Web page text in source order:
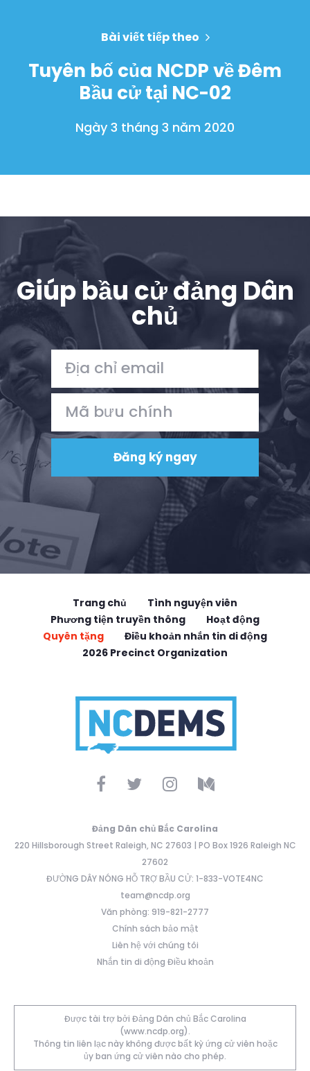
Trang chủ
Bữa tiệc của bạn
Vote
Quyên tặng
Bài viết tiếp theo
Tuyên bố của NCDP về Đêm
Bầu cử tại NC-02
Ngày 3 tháng 3 năm 2020
Giúp bầu cử đảng Dân
chủ
Trang chủ
Tình nguyện viên
Phương tiện truyền thông
Hoạt động
Quyên tặng
Điều khoản nhắn tin di động
2026 Precinct Organization
Đảng Dân chủ Bắc Carolina
220 Hillsborough Street Raleigh, NC 27603 | PO Box 1926 Raleigh NC
27602
ĐƯỜNG DÂY NÓNG HỖ TRỢ BẦU CỬ: 1-833-VOTE4NC
team@ncdp.org
Văn phòng: 919-821-2777
Chính sách bảo mật
Liên hệ với chúng tôi
Nhắn tin di động Điều khoản
Được tài trợ bởi Đảng Dân chủ Bắc Carolina
(www.ncdp.org).
Thông tin liên lạc này không được bất kỳ ứng cử viên hoặc
ủy ban ứng cử viên nào cho phép.